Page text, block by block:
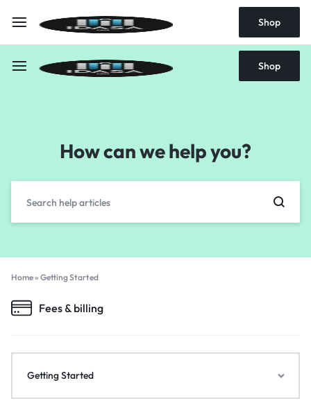
Shop
Shop
How can we help you?
Home» Getting Started
Fees & billing
Getting Started